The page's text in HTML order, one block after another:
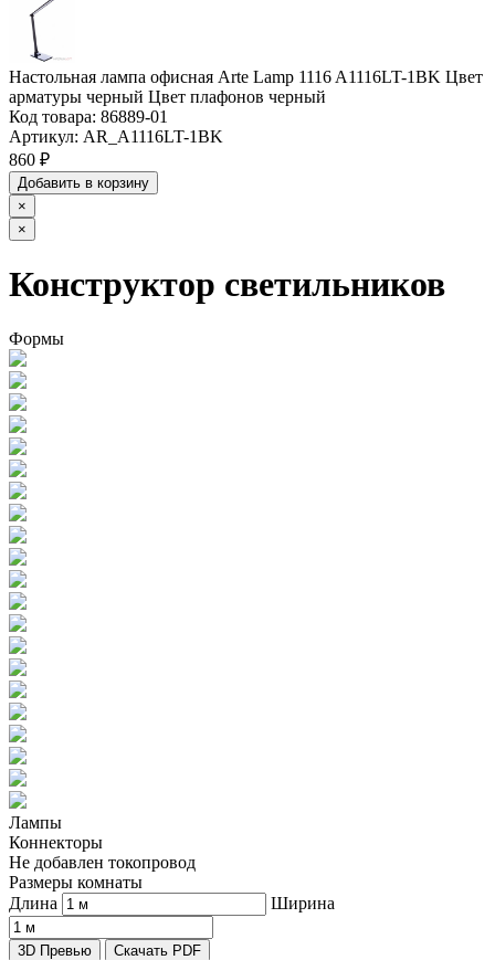
Настольная лампа офисная Arte Lamp 1116 A1116LT-1BK Цвет
арматуры черный Цвет плафонов черный
Код товара: 86889-01
Артикул: AR_A1116LT-1BK
860 ₽
Добавить в корзину
×
×
Конструктор светильников
Формы
Лампы
Коннекторы
Не добавлен токопровод
Размеры комнаты
Длина
Ширина
3D Превью Скачать PDF